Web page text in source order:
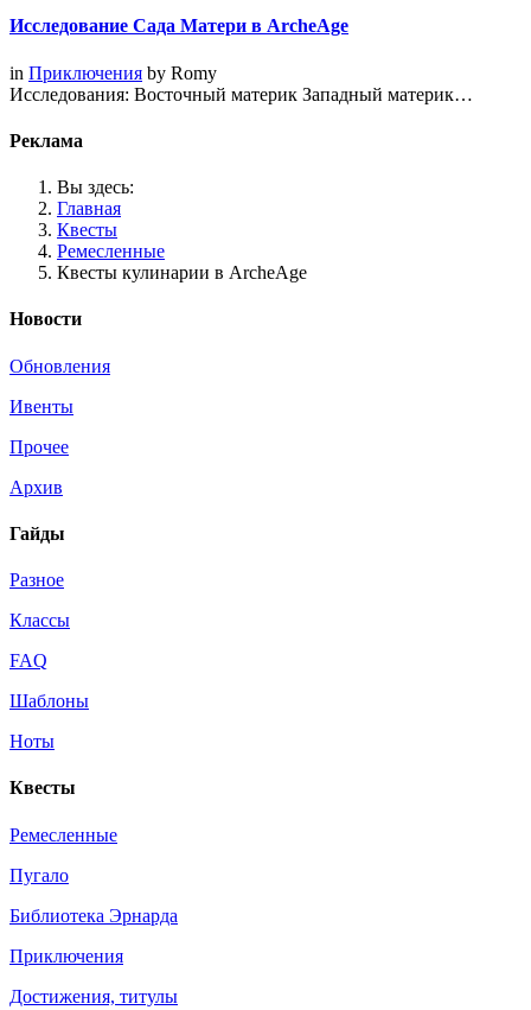
Исследование Сада Матери в ArcheAge
in Приключения by Romy
Исследования: Восточный материк Западный материк…
Реклама
Вы здесь:
Главная
Квесты
Ремесленные
Квесты кулинарии в ArcheAge
Новости
Обновления
Ивенты
Прочее
Архив
Гайды
Разное
Классы
FAQ
Шаблоны
Ноты
Квесты
Ремесленные
Пугало
Библиотека Эрнарда
Приключения
Достижения, титулы